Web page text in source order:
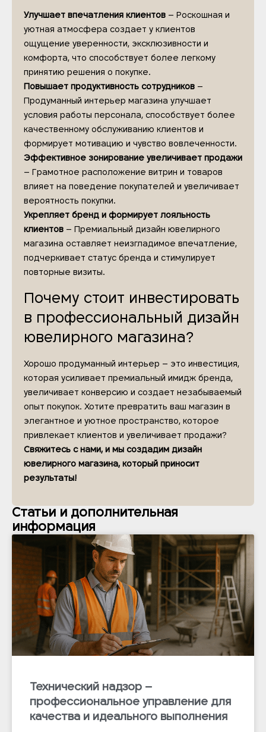
Улучшает впечатления клиентов – Роскошная и
уютная атмосфера создает у клиентов
ощущение уверенности, эксклюзивности и
комфорта, что способствует более легкому
принятию решения о покупке.
Повышает продуктивность сотрудников –
Продуманный интерьер магазина улучшает
условия работы персонала, способствует более
качественному обслуживанию клиентов и
формирует мотивацию и чувство вовлеченности.
Эффективное зонирование увеличивает продажи
– Грамотное расположение витрин и товаров
влияет на поведение покупателей и увеличивает
вероятность покупки.
Укрепляет бренд и формирует лояльность
клиентов – Премиальный дизайн ювелирного
магазина оставляет неизгладимое впечатление,
подчеркивает статус бренда и стимулирует
повторные визиты.
Почему стоит инвестировать
в профессиональный дизайн
ювелирного магазина?
Хорошо продуманный интерьер – это инвестиция,
которая усиливает премиальный имидж бренда,
увеличивает конверсию и создает незабываемый
опыт покупок. Хотите превратить ваш магазин в
элегантное и уютное пространство, которое
привлекает клиентов и увеличивает продажи?
Свяжитесь с нами, и мы создадим дизайн
ювелирного магазина, который приносит
результаты!
Статьи и дополнительная
информация
Технический надзор –
профессиональное управление для
качества и идеального выполнения